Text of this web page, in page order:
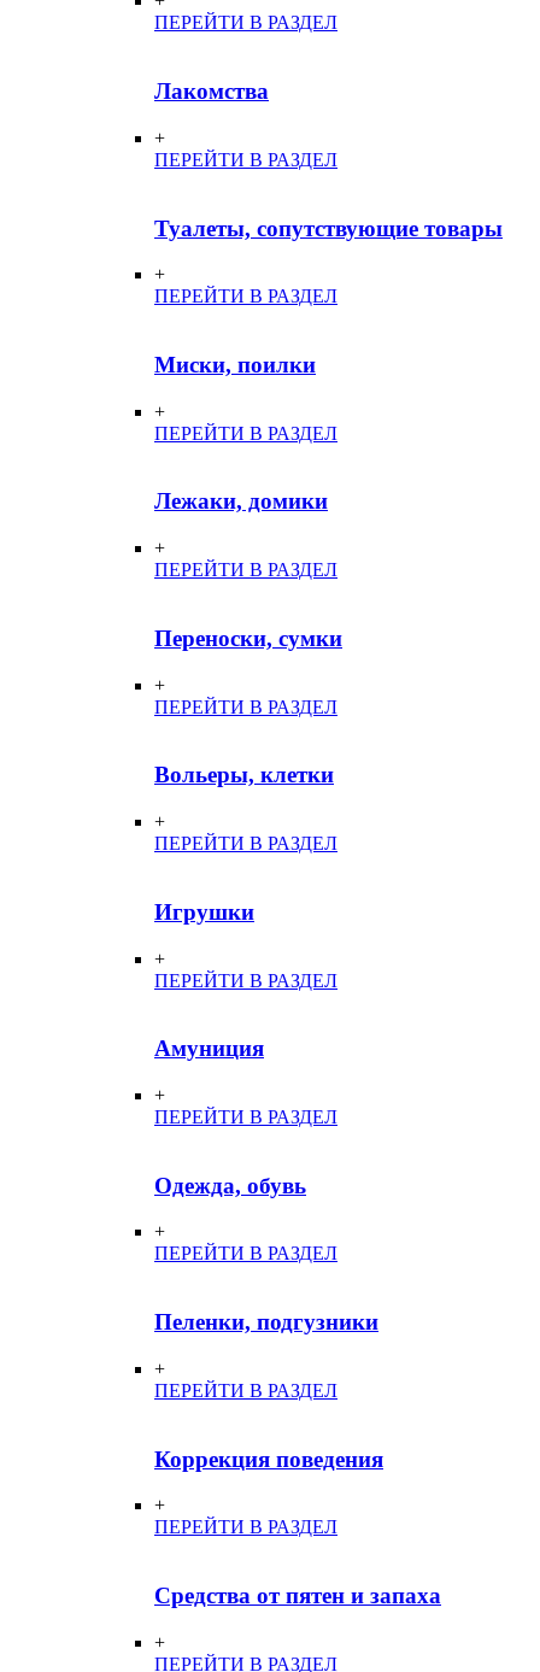
ПЕРЕЙТИ В РАЗДЕЛ
Лакомства
+
ПЕРЕЙТИ В РАЗДЕЛ
Туалеты, сопутствующие товары
+
ПЕРЕЙТИ В РАЗДЕЛ
Миски, поилки
+
ПЕРЕЙТИ В РАЗДЕЛ
Лежаки, домики
+
ПЕРЕЙТИ В РАЗДЕЛ
Переноски, сумки
+
ПЕРЕЙТИ В РАЗДЕЛ
Вольеры, клетки
+
ПЕРЕЙТИ В РАЗДЕЛ
Игрушки
+
ПЕРЕЙТИ В РАЗДЕЛ
Амуниция
+
ПЕРЕЙТИ В РАЗДЕЛ
Одежда, обувь
+
ПЕРЕЙТИ В РАЗДЕЛ
Пеленки, подгузники
+
ПЕРЕЙТИ В РАЗДЕЛ
Коррекция поведения
+
ПЕРЕЙТИ В РАЗДЕЛ
Средства от пятен и запаха
+
ПЕРЕЙТИ В РАЗДЕЛ